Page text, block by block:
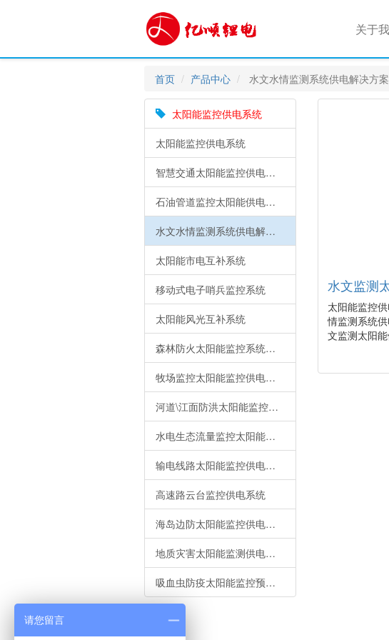
关于
首页 产品中心 水文水情监测系统供电解决方案
太阳能监控供电系统
太阳能监控供电系统
智慧交通太阳能监控供电锂电池解决方案
石油管道监控太阳能供电系统
水文水情监测系统供电解决方案
太阳能市电互补系统
移动式电子哨兵监控系统
太阳能风光互补系统
森林防火太阳能监控系统供电锂电池解决方案
牧场监控太阳能监控供电系统
河道\江面防洪太阳能监控供电锂电池解决方案
水电生态流量监控太阳能系统供电解决方案
输电线路太阳能监控供电锂电池解决方案
高速路云台监控供电系统
海岛边防太阳能监控供电锂电池解决方案
地质灾害太阳能监测供电锂电池解决方案
吸血虫防疫太阳能监控预警系统供电锂电池解决方案
太阳能监控
情监测系统
文监测太阳
请您留言